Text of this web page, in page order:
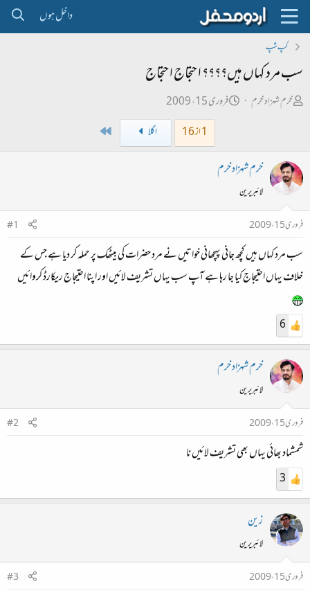
داخل ہوں
گپ شپ
سب مرد کہاں ہیں؟؟؟؟ احتجاج احتجاج
ص
ب
ل
ڑ
ی
خرم شہزاد خرم
ت
د
ا
فروری 15، 2009
1 از 16
اگلا
خرم شہزاد خرم
لائبریرین
فروری 15، 2009
#1
سب مرد کہاں ہیں کچھ جانی پہچھانی خواتیں نے مرد حضرات کی بیٹھک پر حملہ کر دیا ہے جس کے
خلاف یہاں احتیجاج کیا جا رہا ہے آپ سب یہاں تشریف لائیں اور اپنا احتیجاج ریکارڈ کروائیں
6
خرم شہزاد خرم
لائبریرین
فروری 15، 2009
#2
شمشماد بھائی یہاں بھی تشریف لائیں نا
3
زین
لائبریرین
فروری 15، 2009
#3